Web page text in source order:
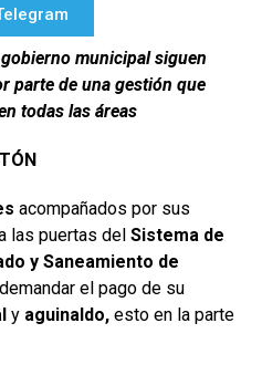
municipal siguen
parte de una gestión que
todas las áreas
acompañados por sus
las puertas del Sistema de
y Saneamiento de
el pago de su
y aguinaldo, esto en la parte